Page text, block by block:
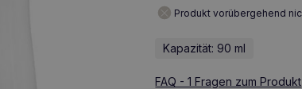
Produkt vorübergehend
Kapazität: 90 ml
FAQ - 1 Fragen zum Produkt